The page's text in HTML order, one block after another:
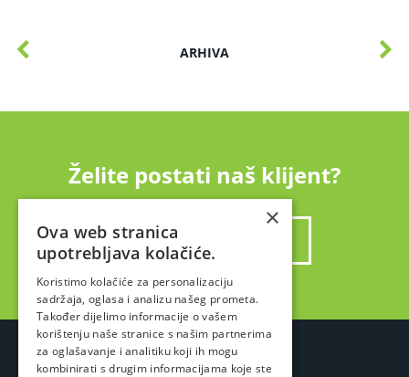
ARHIVA
Želite postati naš klijent?
ZATRAŽITE PONUDU
×
Ova web stranica
upotrebljava kolačiće.
Koristimo kolačiće za personalizaciju
sadržaja, oglasa i analizu našeg prometa.
Također dijelimo informacije o vašem
korištenju naše stranice s našim partnerima
za oglašavanje i analitiku koji ih mogu
kombinirati s drugim informacijama koje ste